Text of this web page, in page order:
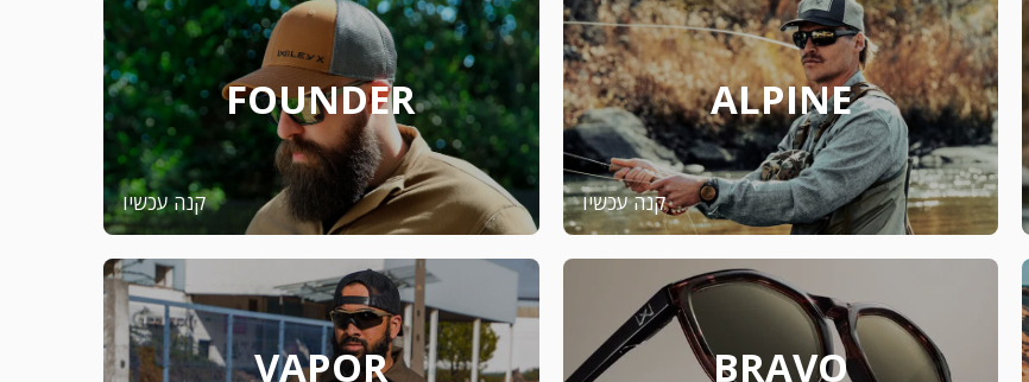
ALPINE
קנה עכשיו
FOUNDER
קנה עכשיו
BRAVO
VAPOR